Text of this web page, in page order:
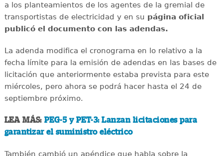
a los planteamientos de los agentes de la gremial de
transportistas de electricidad y en su página oficial
publicó el documento con las adendas.
La adenda modifica el cronograma en lo relativo a la
fecha límite para la emisión de adendas en las bases de
licitación que anteriormente estaba prevista para este
miércoles, pero ahora se podrá hacer hasta el 24 de
septiembre próximo.
LEA MÁS: PEG-5 y PET-3: Lanzan licitaciones para
garantizar el suministro eléctrico
También cambió un apéndice que habla sobre la